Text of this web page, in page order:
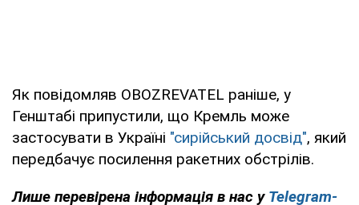
Як повідомляв OBOZREVATEL раніше, у
Генштабі припустили, що Кремль може
застосувати в Україні "сирійський досвід", який
передбачує посилення ракетних обстрілів.
Лише перевірена інформація в нас у Telegram-